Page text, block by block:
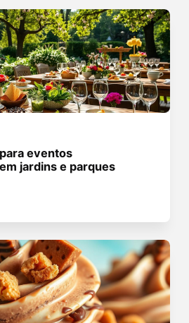
eventos
jardins e parques